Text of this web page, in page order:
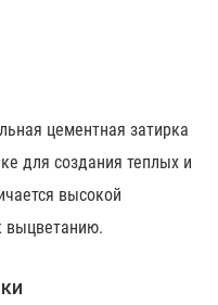
цементная затирка
для создания теплых и
высокой
выцветанию.